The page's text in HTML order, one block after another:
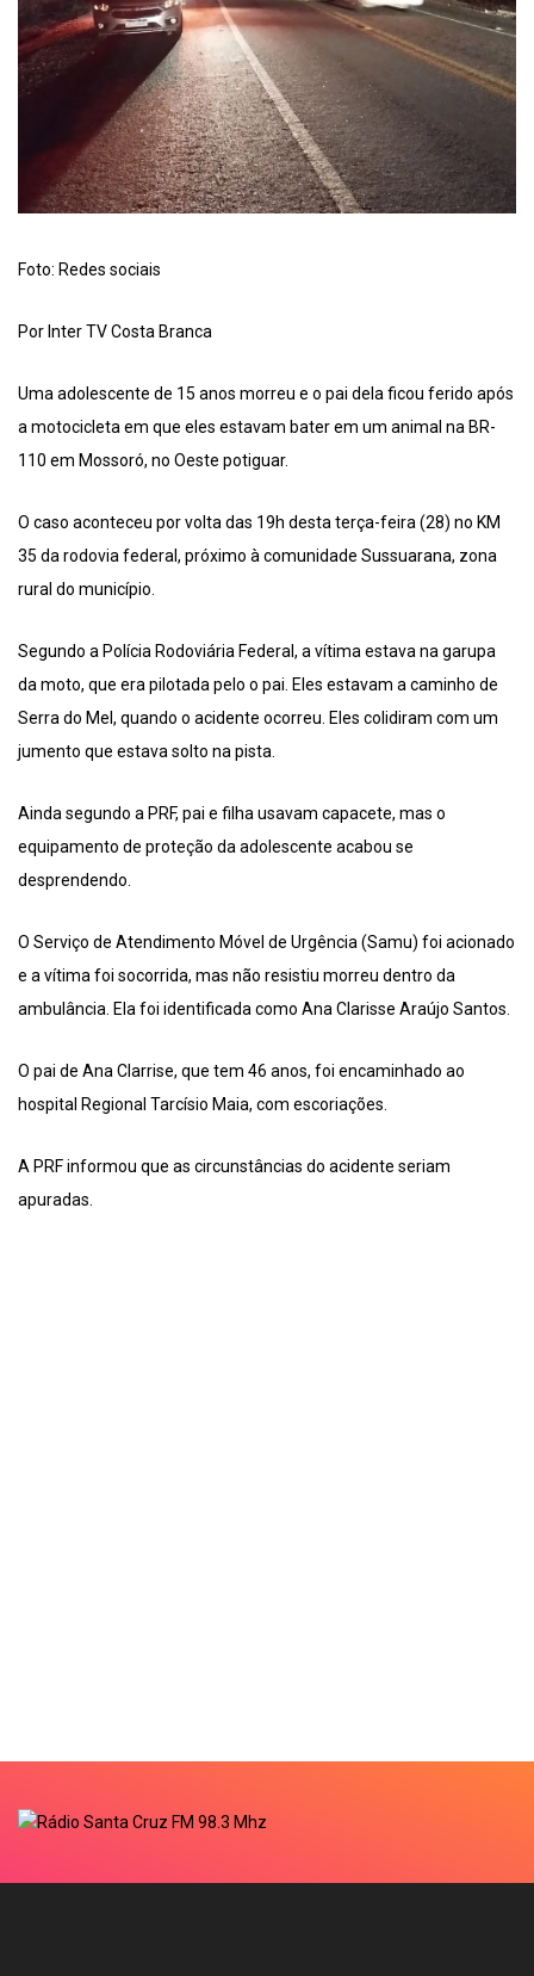
Foto: Redes sociais
Por Inter TV Costa Branca
Uma adolescente de 15 anos morreu e o pai dela ficou ferido após
a motocicleta em que eles estavam bater em um animal na BR-
110 em Mossoró, no Oeste potiguar.
O caso aconteceu por volta das 19h desta terça-feira (28) no KM
35 da rodovia federal, próximo à comunidade Sussuarana, zona
rural do município.
Segundo a Polícia Rodoviária Federal, a vítima estava na garupa
da moto, que era pilotada pelo o pai. Eles estavam a caminho de
Serra do Mel, quando o acidente ocorreu. Eles colidiram com um
jumento que estava solto na pista.
Ainda segundo a PRF, pai e filha usavam capacete, mas o
equipamento de proteção da adolescente acabou se
desprendendo.
O Serviço de Atendimento Móvel de Urgência (Samu) foi acionado
e a vítima foi socorrida, mas não resistiu morreu dentro da
ambulância. Ela foi identificada como Ana Clarisse Araújo Santos.
O pai de Ana Clarrise, que tem 46 anos, foi encaminhado ao
hospital Regional Tarcísio Maia, com escoriações.
A PRF informou que as circunstâncias do acidente seriam
apuradas.